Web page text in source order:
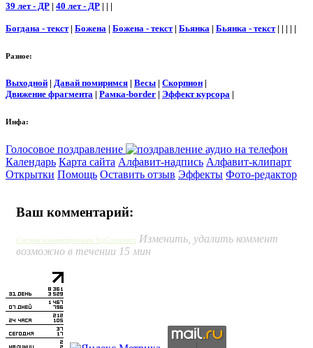
39 лет - ДР | 40 лет - ДР | | |
Богдана - текст| Божена | Божена - текст| Бьянка | Бьянка - текст| | | | |
Разное:
Выходной | Давай помиримся | Весы | Скорпион |
Движение фрагмента | Рамка-border | Эффект курсора |
Инфа:
Голосовое поздравление
Календарь Карта сайта Алфавит-надпись Алфавит-клипарт
Открытки Помощь Оставить отзыв Эффекты Фото-редактор
Ваш комментарий:
Система комментирования SigComments Изменить, удалить коммент
возможно в течении 15 мин